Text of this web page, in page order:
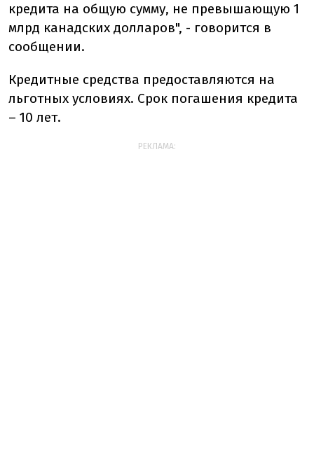
кредита на общую сумму, не превышающую 1
млрд канадских долларов", - говорится в
сообщении.
Кредитные средства предоставляются на
льготных условиях. Срок погашения кредита
– 10 лет.
РЕКЛАМА: